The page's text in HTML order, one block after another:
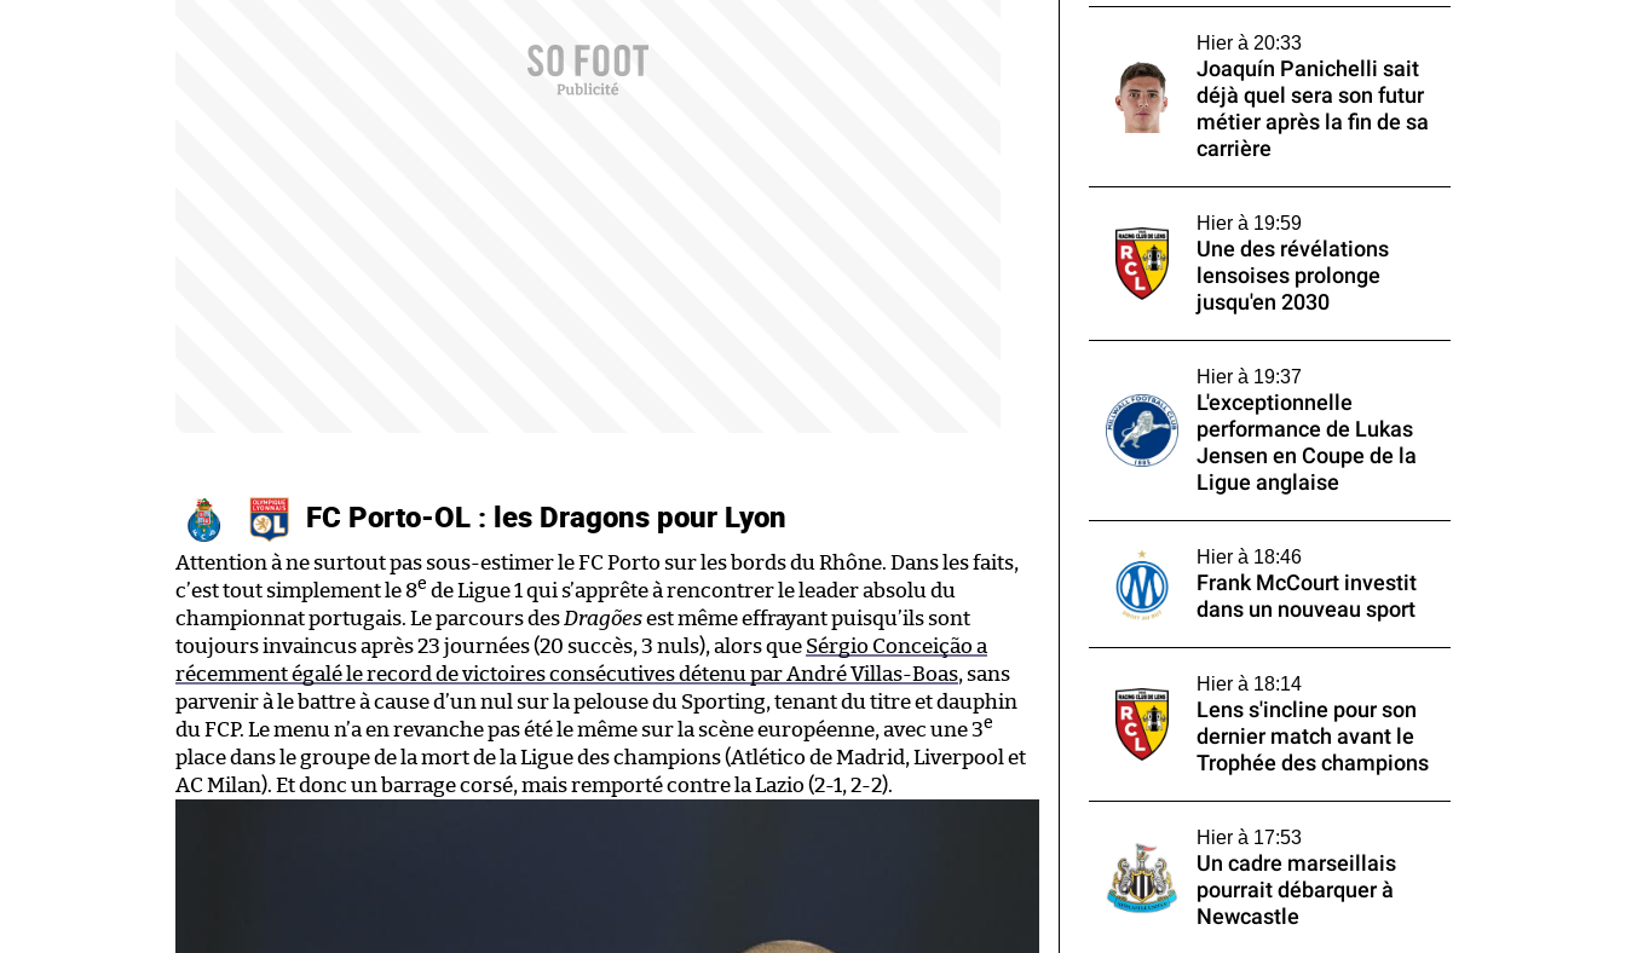
FC Porto-OL : les Dragons pour Lyon
Attention à ne surtout pas sous-estimer le FC Porto sur les bords du Rhône. Dans les faits,
c’est tout simplement le 8e de Ligue 1 qui s’apprête à rencontrer le leader absolu du
championnat portugais. Le parcours des Dragõesest même effrayant puisqu’ils sont
toujours invaincus après 23 journées (20 succès, 3 nuls), alors que Sérgio Conceição a
récemment égalé le record de victoires consécutives détenu par André Villas-Boas, sans
parvenir à le battre à cause d’un nul sur la pelouse du Sporting, tenant du titre et dauphin
du FCP. Le menu n’a en revanche pas été le même sur la scène européenne, avec une 3e
place dans le groupe de la mort de la Ligue des champions (Atlético de Madrid, Liverpool et
AC Milan). Et donc un barrage corsé, mais remporté contre la Lazio (2-1, 2-2).
Hier à 20:33
Joaquín Panichelli sait
déjà quel sera son futur
métier après la fin de sa
carrière
Hier à 19:59
Une des révélations
lensoises prolonge
jusqu'en 2030
Hier à 19:37
L'exceptionnelle
performance de Lukas
Jensen en Coupe de la
Ligue anglaise
Hier à 18:46
Frank McCourt investit
dans un nouveau sport
Hier à 18:14
Lens s'incline pour son
dernier match avant le
Trophée des champions
Hier à 17:53
Un cadre marseillais
pourrait débarquer à
Newcastle